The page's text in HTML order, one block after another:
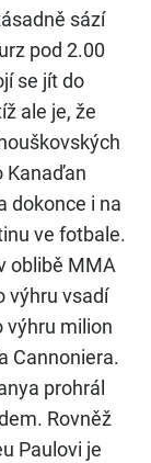
sází
pod 2.00
se jít do
ale je, že
Kanaďan
dokonce i na
ve fotbale.
oblibě MMA
výhru vsadí
výhru milion
Cannoniera.
prohrál
Rovněž
Paulovi je